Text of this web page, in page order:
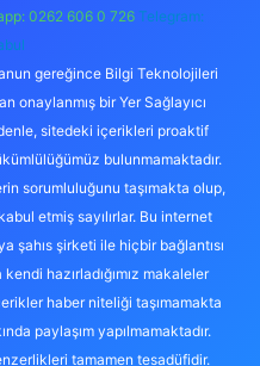
0262 606 0 726 Telegram:
gereğince Bilgi Teknolojileri
onaylanmış bir Yer Sağlayıcı
sitedeki içerikleri proaktif
bulunmamaktadır.
sorumluluğunu taşımakta olup,
etmiş sayılırlar. Bu internet
şahıs şirketi ile hiçbir bağlantısı
hazırladığımız makaleler
haber niteliği taşımamakta
paylaşım yapılmamaktadır.
tamamen tesadüfidir.